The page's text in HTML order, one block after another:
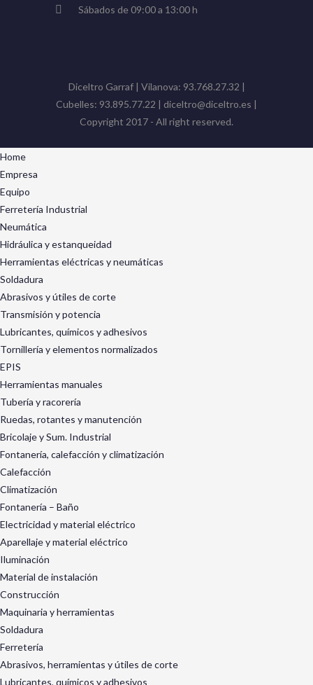
Sábados de 09:00 a 13:00 h
Diceltro Garraf | Vilanova: 93.768.27.32 |
Cubelles: 93.895.77.22 | diceltro@diceltro.es |
Copyright 2017 - All right reserved.
Home
Empresa
Equipo
Ferretería Industrial
Neumática
Hidráulica y estanqueidad
Herramientas eléctricas y neumáticas
Soldadura
Abrasivos y útiles de corte
Transmisión y potencia
Lubricantes, químicos y adhesivos
Tornillería y elementos normalizados
EPIS
Herramientas manuales
Tubería y racorería
Ruedas, rotantes y manutención
Bricolaje y Sum. Industrial
Fontanería, calefacción y climatización
Calefacción
Climatización
Fontanería – Baño
Electricidad y material eléctrico
Aparellaje y material eléctrico
Iluminación
Material de instalación
Construcción
Maquinaria y herramientas
Soldadura
Ferretería
Abrasivos, herramientas y útiles de corte
Lubricantes, químicos y adhesivos